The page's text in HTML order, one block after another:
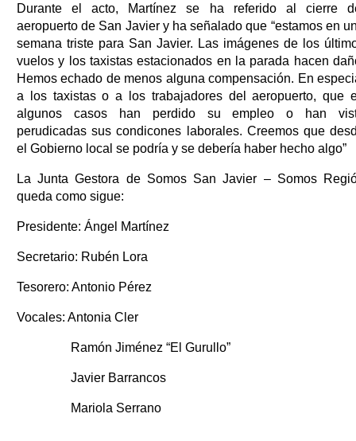
Durante el acto, Martínez se ha referido al cierre
aeropuerto de San Javier y ha señalado que “estamos en
semana triste para San Javier. Las imágenes de los
vuelos y los taxistas estacionados en la parada hacen
Hemos echado de menos alguna compensación. En
a los taxistas o a los trabajadores del aeropuerto, que
algunos casos han perdido su empleo o han
perudicadas sus condicones laborales. Creemos que
el Gobierno local se podría y se debería haber hecho algo”
La Junta Gestora de Somos San Javier – Somos
queda como sigue:
Presidente: Ángel Martínez
Secretario: Rubén Lora
Tesorero: Antonio Pérez
Vocales: Antonia Cler
Ramón Jiménez “El Gurullo”
Javier Barrancos
Mariola Serrano